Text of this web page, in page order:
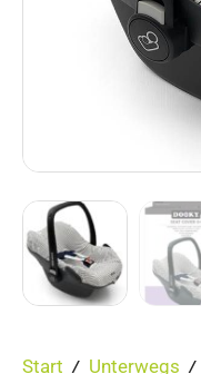
Start / Unterwegs /